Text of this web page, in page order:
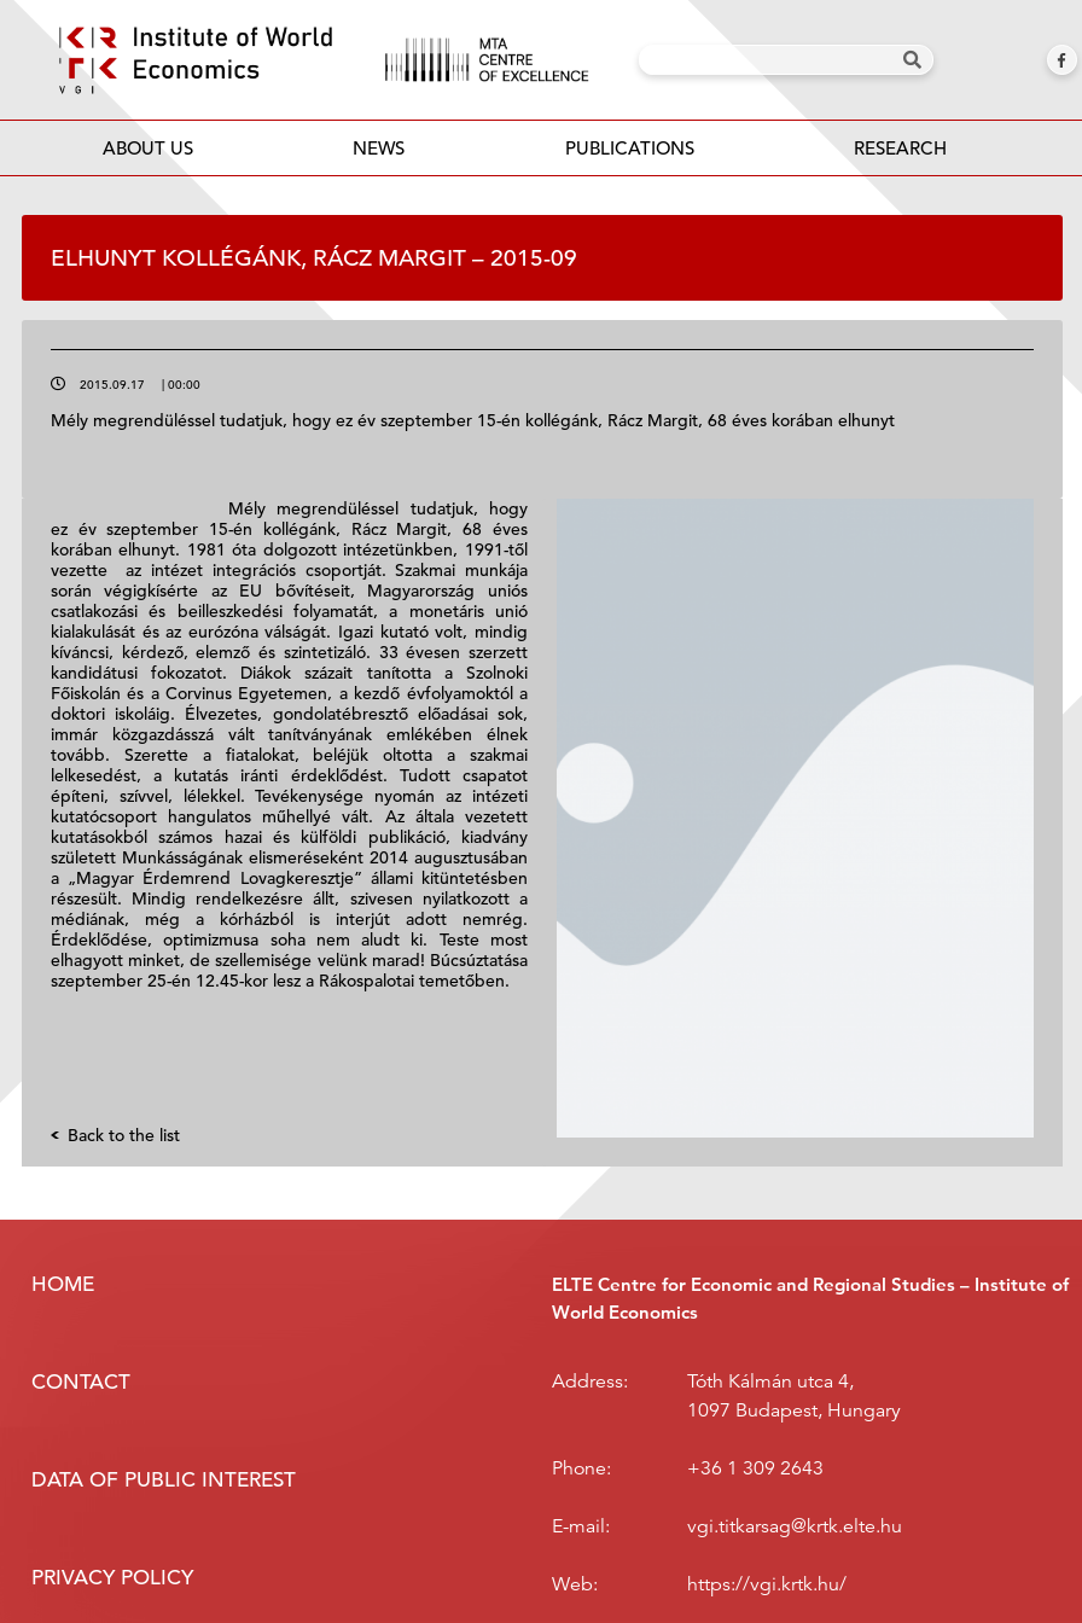
ABOUT US NEWS PUBLICATIONS RESEARCH
ELHUNYT KOLLÉGÁNK, RÁCZ MARGIT – 2015-09
2015.09.17 | 00:00
Mély megrendüléssel tudatjuk, hogy ez év szeptember 15-én kollégánk, Rácz Margit, 68 éves korában elhunyt
Mély megrendüléssel tudatjuk, hogy
ez év szeptember 15-én kollégánk, Rácz Margit, 68 éves
korában elhunyt. 1981 óta dolgozott intézetünkben, 1991-től
vezette az intézet integrációs csoportját. Szakmai munkája
során végigkísérte az EU bővítéseit, Magyarország uniós
csatlakozási és beilleszkedési folyamatát, a monetáris unió
kialakulását és az eurózóna válságát. Igazi kutató volt, mindig
kíváncsi, kérdező, elemző és szintetizáló. 33 évesen szerzett
kandidátusi fokozatot. Diákok százait tanította a Szolnoki
Főiskolán és a Corvinus Egyetemen, a kezdő évfolyamoktól a
doktori iskoláig. Élvezetes, gondolatébresztő előadásai sok,
immár közgazdásszá vált tanítványának emlékében élnek
tovább. Szerette a fiatalokat, beléjük oltotta a szakmai
lelkesedést, a kutatás iránti érdeklődést. Tudott csapatot
építeni, szívvel, lélekkel. Tevékenysége nyomán az intézeti
kutatócsoport hangulatos műhellyé vált. Az általa vezetett
kutatásokból számos hazai és külföldi publikáció, kiadvány
született Munkásságának elismeréseként 2014 augusztusában
a „Magyar Érdemrend Lovagkeresztje” állami kitüntetésben
részesült. Mindig rendelkezésre állt, szivesen nyilatkozott a
médiának, még a kórházból is interjút adott nemrég.
Érdeklődése, optimizmusa soha nem aludt ki. Teste most
elhagyott minket, de szellemisége velünk marad! Búcsúztatása
szeptember 25-én 12.45-kor lesz a Rákospalotai temetőben.
Back to the list
HOME
CONTACT
DATA OF PUBLIC INTEREST
PRIVACY POLICY
ELTE Centre for Economic and Regional Studies – Institute of
World Economics
Address:
Tóth Kálmán utca 4,
1097 Budapest, Hungary
Phone: +36 1 309 2643
E-mail: vgi.titkarsag@krtk.elte.hu
Web: https://vgi.krtk.hu/